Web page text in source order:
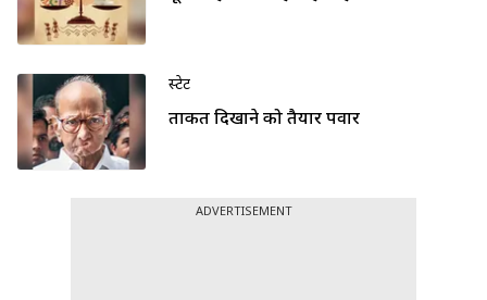
स्टेट
ताकत दिखाने को तैयार पवार
ADVERTISEMENT